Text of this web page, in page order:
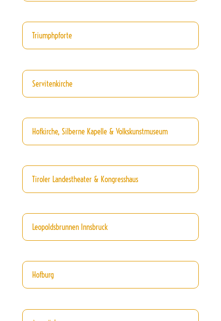
Triumphpforte
Servitenkirche
Hofkirche, Silberne Kapelle & Volkskunstmuseum
Tiroler Landestheater & Kongresshaus
Leopoldsbrunnen Innsbruck
Hofburg